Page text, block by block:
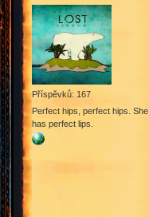
Příspěvků: 167
Perfect hips, perfect hips. She
has perfect lips.